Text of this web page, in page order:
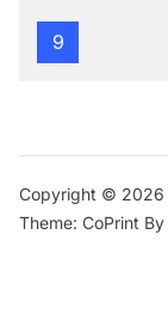
9
Copyright © 2026
Theme: CoPrint By